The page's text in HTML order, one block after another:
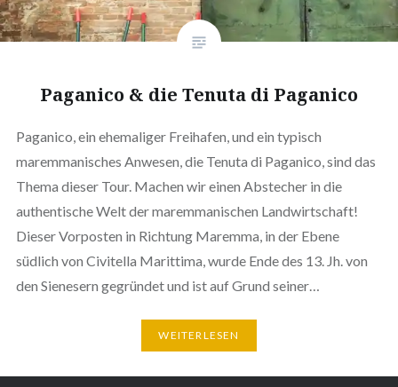
Paganico & die Tenuta di Paganico
Paganico, ein ehemaliger Freihafen, und ein typisch
maremmanisches Anwesen, die Tenuta di Paganico, sind das
Thema dieser Tour. Machen wir einen Abstecher in die
authentische Welt der maremmanischen Landwirtschaft!
Dieser Vorposten in Richtung Maremma, in der Ebene
südlich von Civitella Marittima, wurde Ende des 13. Jh. von
den Sienesern gegründet und ist auf Grund seiner…
WEITERLESEN